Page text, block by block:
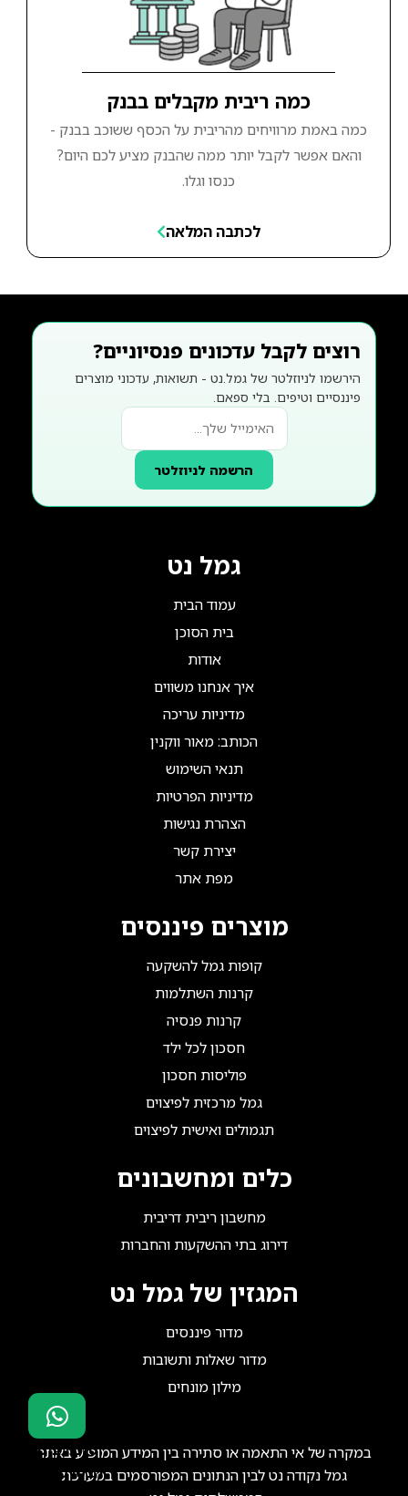
כמה ריבית מקבלים בבנק
כמה באמת מרוויחים מהריבית על הכסף ששוכב בבנק -
והאם אפשר לקבל יותר ממה שהבנק מציע לכם היום?
כנסו וגלו.
לכתבה המלאה
רוצים לקבל עדכונים פנסיוניים?
הירשמו לניוזלטר של גמל.נט - תשואות, עדכוני מוצרים
פיננסיים וטיפים. בלי ספאם.
הרשמה לניוזלטר
גמל נט
עמוד הבית
בית הסוכן
אודות
איך אנחנו משווים
מדיניות עריכה
הכותב: מאור ווקנין
תנאי השימוש
מדיניות הפרטיות
הצהרת נגישות
יצירת קשר
מפת אתר
מוצרים פיננסים
קופות גמל להשקעה
קרנות השתלמות
קרנות פנסיה
חסכון לכל ילד
פוליסות חסכון
גמל מרכזית לפיצוים
תגמולים ואישית לפיצוים
כלים ומחשבונים
מחשבון ריבית דריבית
דירוג בתי ההשקעות והחברות
המגזין של גמל נט
מדור פיננסים
מדור שאלות ותשובות
מילון מונחים
במקרה של אי התאמה או סתירה בין המידע המופיע באתר
גמל נקודה נט לבין הנתונים המפורסמים במערכת
סוכני ביטוח?
הצטרפו אלינו!